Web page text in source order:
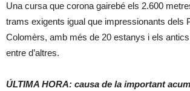
Una cursa que corona gairebé els 2.600
trams exigents igual que impressionants dels
Colomèrs, amb més de 20 estanys i els
entre d’altres.
ÚLTIMA HORA: causa de la important